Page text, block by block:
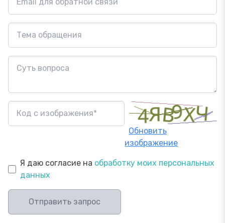
Обновить
изображение
Я даю согласие на обработку моих персональных
данных
Отправить запрос